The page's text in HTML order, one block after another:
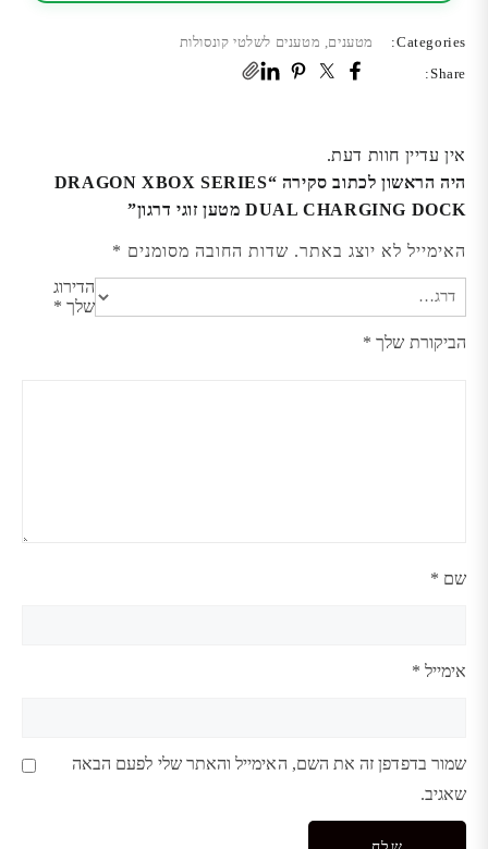
Categories: מטענים מטענים לשלטי קונסולות
Share:
אין עדיין חוות דעת.
היה הראשון לכתוב סקירה “DRAGON XBOX SERIES
DUAL CHARGING DOCK מטען זוגי דרגון”
האימייל לא יוצג באתר. שדות החובה מסומנים *
הדירוג
שלך *
הביקורת שלך *
שם *
אימייל *
שמור בדפדפן זה את השם, האימייל והאתר שלי לפעם הבאה
שאגיב.